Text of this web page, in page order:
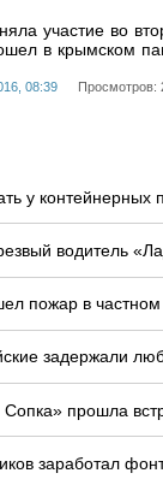
участие во
в крымском
08:39 Просмотров:
у контейнерных
водитель
пожар в
задержали
Сопка» прошла
заработал